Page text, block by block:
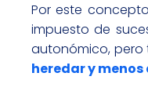
Por este
impuesto de
autonómico, pero
heredar y